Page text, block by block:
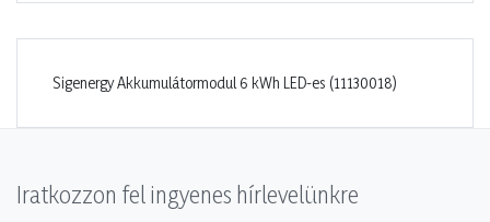
Sigenergy Akkumulátormodul 6 kWh LED-es (11130018)
Iratkozzon fel ingyenes hírlevelünkre